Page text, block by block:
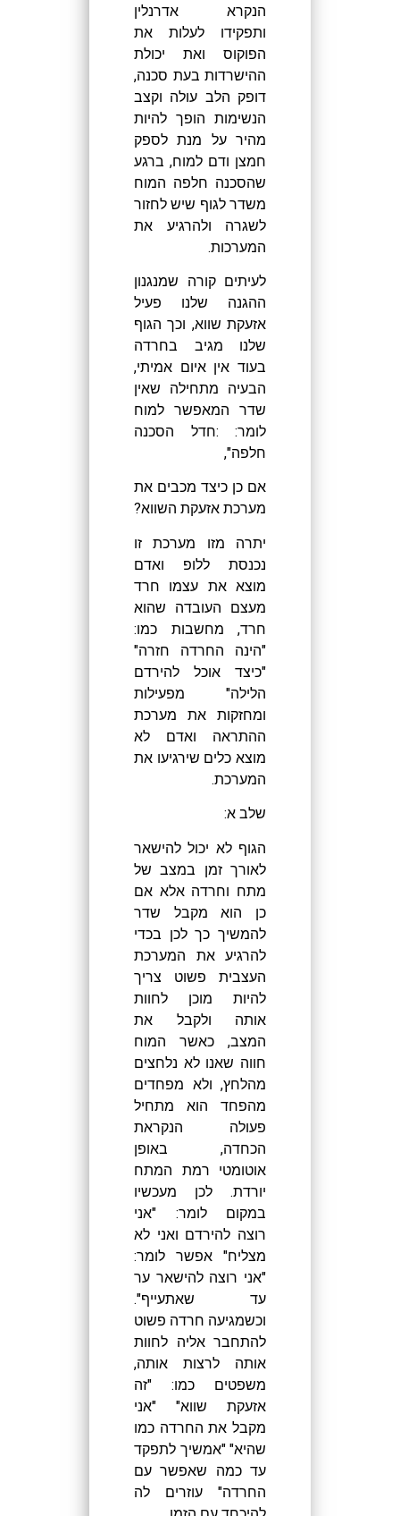
הנקרא אדרנלין
ותפקידו לעלות את
הפוקוס ואת יכולת
ההישרדות בעת סכנה,
דופק הלב עולה וקצב
הנשימות הופך להיות
מהיר על מנת לספק
חמצן ודם למוח, ברגע
שהסכנה חלפה המוח
משדר לגוף שיש לחזור
לשגרה ולהרגיע את
המערכות.
לעיתים קורה שמנגנון
ההגנה שלנו פעיל
אזעקת שווא, וכך הגוף
שלנו מגיב בחרדה
בעוד אין איום אמיתי,
הבעיה מתחילה שאין
שדר המאפשר למוח
לומר: :חדל הסכנה
חלפה",
אם כן כיצד מכבים את
מערכת אזעקת השווא?
יתרה מזו מערכת זו
נכנסת ללופ ואדם
מוצא את עצמו חרד
מעצם העובדה שהוא
חרד, מחשבות כמו:
"הינה החרדה חזרה"
"כיצד אוכל להירדם
הלילה" מפעילות
ומחזקות את מערכת
ההתראה ואדם לא
מוצא כלים שירגיעו את
המערכת.
שלב א:
הגוף לא יכול להישאר
לאורך זמן במצב של
מתח וחרדה אלא אם
כן הוא מקבל שדר
להמשיך כך לכן בכדי
להרגיע את המערכת
העצבית פשוט צריך
להיות מוכן לחוות
אותה ולקבל את
המצב, כאשר המוח
חווה שאנו לא נלחצים
מהלחץ, ולא מפחדים
מהפחד הוא מתחיל
פעולה הנקראת
הכחדה, באופן
אוטומטי רמת המתח
יורדת. לכן מעכשיו
במקום לומר: "אני
רוצה להירדם ואני לא
מצליח" אפשר לומר:
"אני רוצה להישאר ער
עד שאתעייף".
וכשמגיעה חרדה פשוט
להתחבר אליה לחוות
אותה לרצות אותה,
משפטים כמו: "זה
אזעקת שווא" "אני
מקבל את החרדה כמו
שהיא" "אמשיך לתפקד
עד כמה שאפשר עם
החרדה" עוזרים לה